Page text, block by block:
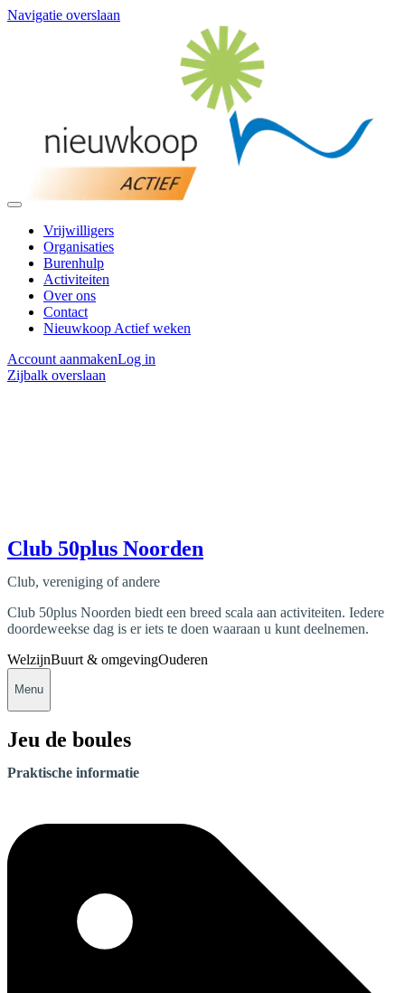
Navigatie overslaan
Vrijwilligers
Organisaties
Burenhulp
Activiteiten
Over ons
Contact
Nieuwkoop Actief weken
Account aanmakenLog in
Zijbalk overslaan
Club 50plus Noorden
Club, vereniging of andere
Club 50plus Noorden biedt een breed scala aan activiteiten. Iedere
doordeweekse dag is er iets te doen waaraan u kunt deelnemen.
WelzijnBuurt & omgevingOuderen
Menu
Jeu de boules
Praktische informatie